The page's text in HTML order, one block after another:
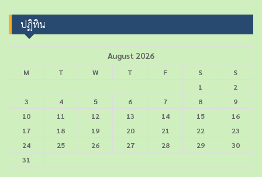
ปฏิทิน
August 2026
M T W T F S
S
1
2
3
4 5 6 7 8
9
10
11 12 13 14 15
16
17
18 19 20 21 22
23
24
25 26 27 28 29
30
31